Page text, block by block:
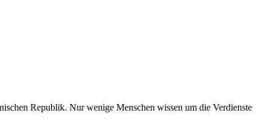
Republik. Nur wenige Menschen wissen um die Verdienste